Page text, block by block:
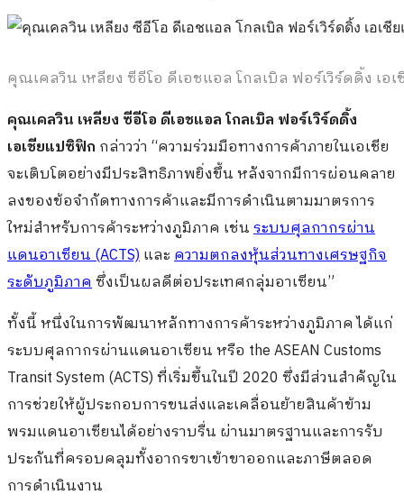
คุณเคลวิน เหลียง ซีอีโอ ดีเอชแอล โกลเบิล ฟอร์เวิร์ดดิ้ง เอ
คุณเคลวิน เหลียง ซีอีโอ ดีเอชแอล โกลเบิล ฟอร์เวิร์ดดิ้ง
เอเชียแปซิฟิก กล่าวว่า “ความร่วมมือทางการค้าภายในเอเชีย
จะเติบโตอย่างมีประสิทธิภาพยิ่งขึ้น หลังจากมีการผ่อนคลาย
ลงของข้อจำกัดทางการค้าและมีการดำเนินตามมาตรการ
ใหม่สำหรับการค้าระหว่างภูมิภาค เช่นระบบศุลกากรผ่าน
แดนอาเซียน (ACTS)และความตกลงหุ้นส่วนทางเศรษฐกิจ
ระดับภูมิภาคซึ่งเป็นผลดีต่อประเทศกลุ่มอาเซียน”
ทั้งนี้ หนึ่งในการพัฒนาหลักทางการค้าระหว่างภูมิภาค ได้แก่
ระบบศุลกากรผ่านแดนอาเซียน หรือ the ASEAN Customs
Transit System (ACTS) ที่เริ่มขึ้นในปี 2020 ซึ่งมีส่วนสำคัญใน
การช่วยให้ผู้ประกอบการขนส่งและเคลื่อนย้ายสินค้าข้าม
พรมแดนอาเซียนได้อย่างราบรื่น ผ่านมาตรฐานและการรับ
ประกันที่ครอบคลุมทั้งอากรขาเข้าขาออกและภาษีตลอด
การดำเนินงาน